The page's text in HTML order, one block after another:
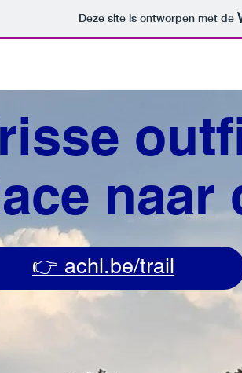
Deze site is ontworpen met de
naar
👉 achl.be/trail